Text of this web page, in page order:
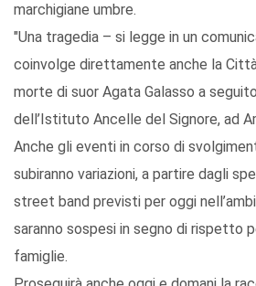
marchigiane umbre.
"Una tragedia – si legge in un
coinvolge direttamente anche la
morte di suor Agata Galasso a
dell’Istituto Ancelle del Signore, ad
Anche gli eventi in corso di
subiranno variazioni, a partire dagli
street band previsti per oggi
saranno sospesi in segno di rispetto
famiglie.